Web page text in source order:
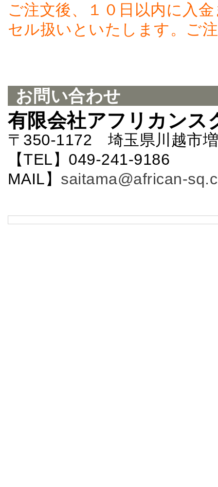
ご注文後、１０日以内に入
セル扱いといたします。ご
お問い合わせ
有限会社アフリカンス
〒350-1172 埼玉県川越市
【TEL】049-241-
MAIL】 saitama@african-